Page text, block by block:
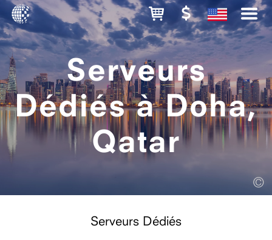
Serveurs
Dédiés à Doha,
Qatar
©
Serveurs Dédiés